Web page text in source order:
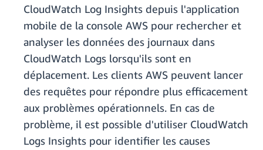
CloudWatch Log Insights depuis l'application
mobile de la console AWS pour rechercher et
analyser les données des journaux dans
CloudWatch Logs lorsqu'ils sont en
déplacement. Les clients AWS peuvent lancer
des requêtes pour répondre plus efficacement
aux problèmes opérationnels. En cas de
problème, il est possible d'utiliser CloudWatch
Logs Insights pour identifier les causes